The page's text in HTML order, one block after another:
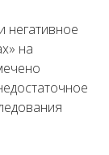
негативное
на